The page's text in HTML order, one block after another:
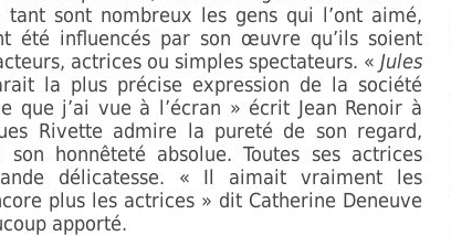
tant sont nombreux les gens qui l’ont aimé,
été influencés par son œuvre qu’ils soient
actrices ou simples spectateurs. « Jules
la plus précise expression de la société
que j’ai vue à l’écran » écrit Jean Renoir à
Rivette admire la pureté de son regard,
son honnêteté absolue. Toutes ses actrices
délicatesse. « Il aimait vraiment les
plus les actrices » dit Catherine Deneuve
apporté.